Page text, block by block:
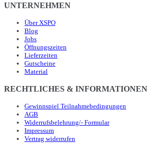
UNTERNEHMEN
Über XSPO
Blog
Jobs
Öffnungszeiten
Lieferzeiten
Gutscheine
Material
RECHTLICHES & INFORMATIONEN
Gewinnspiel Teilnahmebedingungen
AGB
Widerrufsbelehrung/- Formular
Impressum
Vertrag widerrufen